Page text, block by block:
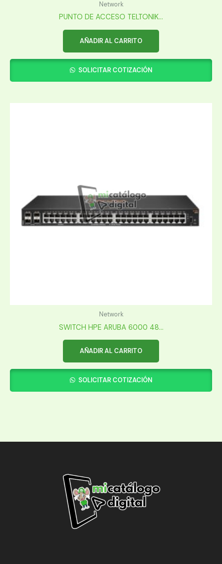
Network
PUNTO DE ACCESO TELTONIK...
AÑADIR AL CARRITO
SOLICITAR COTIZACIÓN
Network
SWITCH HPE ARUBA 6000 48...
AÑADIR AL CARRITO
SOLICITAR COTIZACIÓN